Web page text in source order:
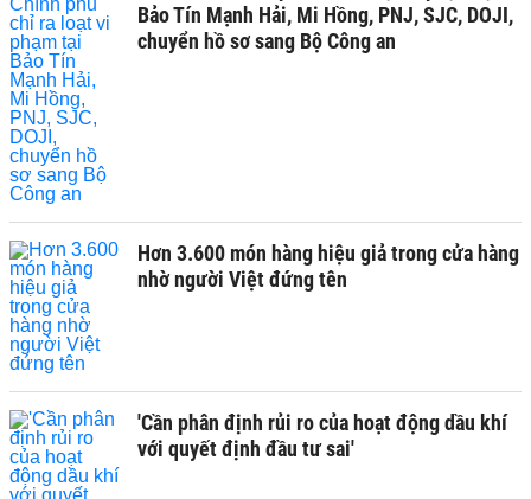
Bảo Tín Mạnh Hải, Mi Hồng, PNJ, SJC, DOJI,
chuyển hồ sơ sang Bộ Công an
Hơn 3.600 món hàng hiệu giả trong cửa hàng
nhờ người Việt đứng tên
'Cần phân định rủi ro của hoạt động dầu khí
với quyết định đầu tư sai'